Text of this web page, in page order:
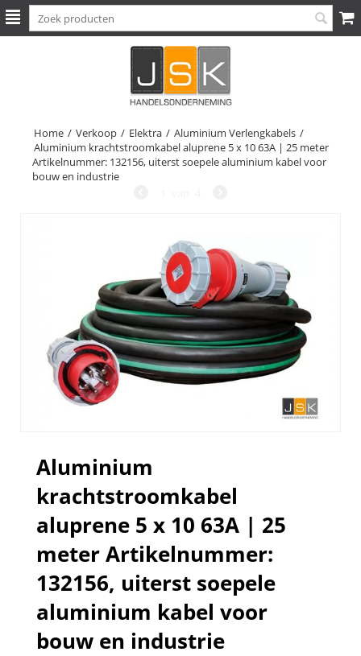
Home / Verkoop / Elektra / Aluminium Verlengkabels /
Aluminium krachtstroomkabel aluprene 5 x 10 63A | 25 meter
Artikelnummer: 132156, uiterst soepele aluminium kabel voor
bouw en industrie
Aluminium
krachtstroomkabel
aluprene 5 x 10 63A | 25
meter Artikelnummer:
132156, uiterst soepele
aluminium kabel voor
bouw en industrie